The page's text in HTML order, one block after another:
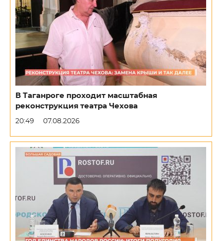
В Таганроге проходит масштабная
реконструкция театра Чехова
20:49 07.08.2026